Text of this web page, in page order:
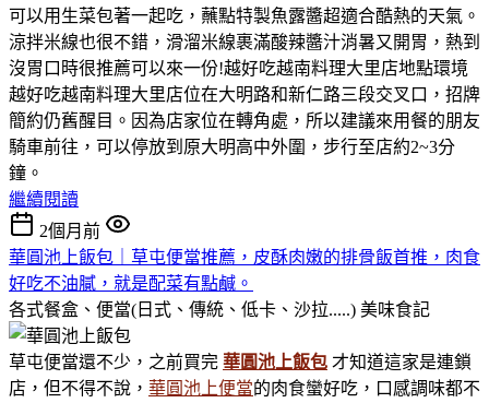
可以用生菜包著一起吃，蘸點特製魚露醬超適合酷熱的天氣。
涼拌米線也很不錯，滑溜米線裹滿酸辣醬汁消暑又開胃，熱到
沒胃口時很推薦可以來一份!越好吃越南料理大里店地點環境
越好吃越南料理大里店位在大明路和新仁路三段交叉口，招牌
簡約仍舊醒目。因為店家位在轉角處，所以建議來用餐的朋友
騎車前往，可以停放到原大明高中外圍，步行至店約2~3分
鐘。
繼續閱讀
2個月前
華圓池上飯包｜草屯便當推薦，皮酥肉嫩的排骨飯首推，肉食
好吃不油膩，就是配菜有點鹹。
各式餐盒、便當(日式、傳統、低卡、沙拉.....) 美味食記
草屯便當還不少，之前買完 華圓池上飯包 才知道這家是連鎖
店，但不得不說， 華圓池上便當的肉食蠻好吃，口感調味都不